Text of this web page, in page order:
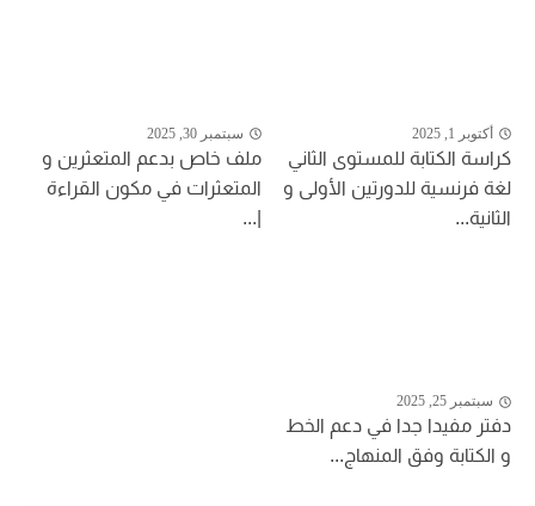
أكتوبر 1, 2025
كراسة الكتابة للمستوى الثاني
لغة فرنسية للدورتين الأولى و
الثانية...
سبتمبر 30, 2025
ملف خاص بدعم المتعثرين و
المتعثرات في مكون القراءة
|...
سبتمبر 25, 2025
دفتر مفيدا جدا في دعم الخط
و الكتابة وفق المنهاج...